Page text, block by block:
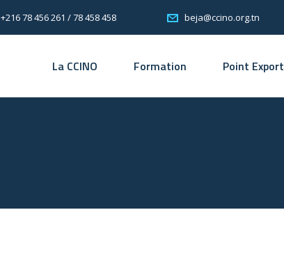
+216 78 456 261 / 78 458 458 beja@ccino.org.tn
La CCINO Formation Point Export